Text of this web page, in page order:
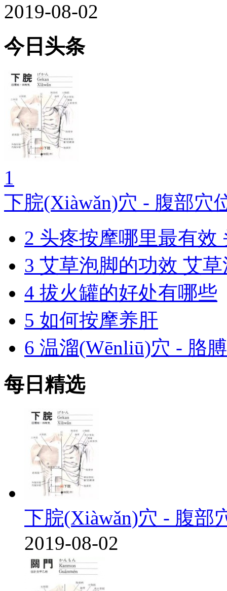
2019-08-02
今日头条
1
下脘(Xiàwǎn)穴 - 腹部穴
2 头疼按摩哪里最有效
3 艾草泡脚的功效 艾
4 拔火罐的好处有哪些
5 如何按摩养肝
6 温溜(Wēnliū)穴 - 胳
每日精选
下脘(Xiàwǎn)穴 - 腹部
2019-08-02